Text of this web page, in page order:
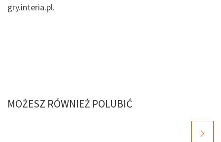
gry.interia.pl.
MOŻESZ RÓWNIEŻ POLUBIĆ